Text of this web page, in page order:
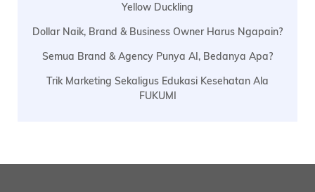
Yellow Duckling
Dollar Naik, Brand & Business Owner Harus Ngapain?
Semua Brand & Agency Punya AI, Bedanya Apa?
Trik Marketing Sekaligus Edukasi Kesehatan Ala
FUKUMI